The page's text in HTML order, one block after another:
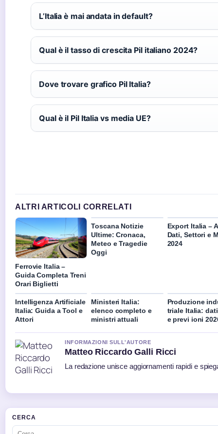
L’Italia è mai andata in default?
Qual è il tasso di crescita Pil italiano 2024?
Dove trovare grafico Pil Italia?
Qual è il Pil Italia vs media UE?
ALTRI ARTICOLI CORRELATI
Ferrovie Italia –
Guida Completa Treni
Orari Biglietti
Toscana Notizie
Ultime: Cronaca,
Meteo e Tragedie
Oggi
Export Italia –
Dati, Settori e
2024
Intelligenza Artificiale
Italia: Guida a Tool e
Attori
Ministeri Italia:
elenco completo e
ministri attuali
Produzione
triale Italia:
e previ ioni
INFORMAZIONI SULL'AUTORE
Matteo Riccardo Galli Ricci
La redazione unisce aggiornamenti rapidi e
CERCA